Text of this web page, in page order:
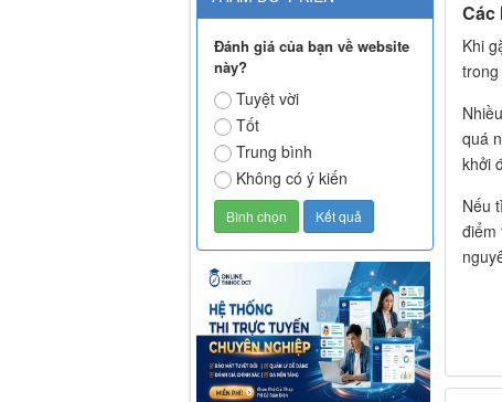
Các
Khi
quá
khởi
Nếu
điểm
Đánh giá của bạn về website
này?
Tuyệt vời
Tốt
Trung bình
Không có ý kiến